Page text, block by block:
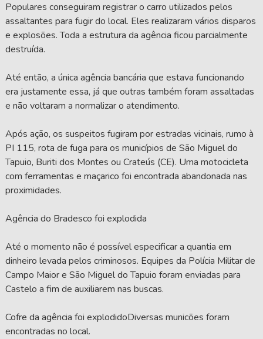
Populares conseguiram registrar o carro utilizados pelos
assaltantes para fugir do local. Eles realizaram vários disparos
e explosões. Toda a estrutura da agência ficou parcialmente
destruída.
Até então, a única agência bancária que estava funcionando
era justamente essa, já que outras também foram assaltadas
e não voltaram a normalizar o atendimento.
Após ação, os suspeitos fugiram por estradas vicinais, rumo à
PI 115, rota de fuga para os municípios de São Miguel do
Tapuio, Buriti dos Montes ou Crateús (CE). Uma motocicleta
com ferramentas e maçarico foi encontrada abandonada nas
proximidades.
Agência do Bradesco foi explodida
Até o momento não é possível especificar a quantia em
dinheiro levada pelos criminosos. Equipes da Polícia Militar de
Campo Maior e São Miguel do Tapuio foram enviadas para
Castelo a fim de auxiliarem nas buscas.
Cofre da agência foi explodidoDiversas municões foram
encontradas no local.